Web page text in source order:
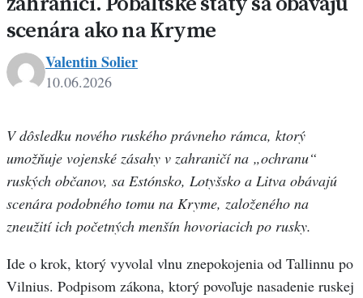
scenára ako na Kryme
Valentin Solier
10.06.2026
V dôsledku nového ruského právneho rámca, ktorý
umožňuje vojenské zásahy v zahraničí na „ochranu“
ruských občanov, sa Estónsko, Lotyšsko a Litva obávajú
scenára podobného tomu na Kryme, založeného na
zneužití ich početných menšín hovoriacich po rusky.
Ide o krok, ktorý vyvolal vlnu znepokojenia od Tallinnu po
Vilnius. Podpisom zákona, ktorý povoľuje nasadenie ruskej